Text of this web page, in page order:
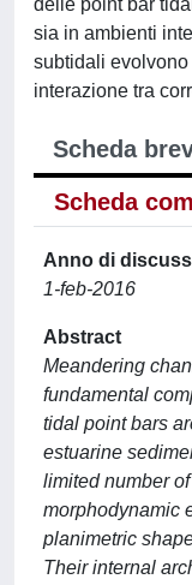
delle point bar
sia in ambienti
subtidali evolvono
interazione tra
Scheda
Scheda
Anno di
1-feb-2016
Abstract
Meandering
fundamental
tidal point bars
estuarine
limited number
morphodynamic
planimetric
Their internal